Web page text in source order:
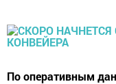
По оперативным